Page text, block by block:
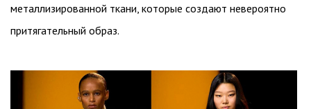
металлизированной ткани, которые создают невероятно
притягательный образ.